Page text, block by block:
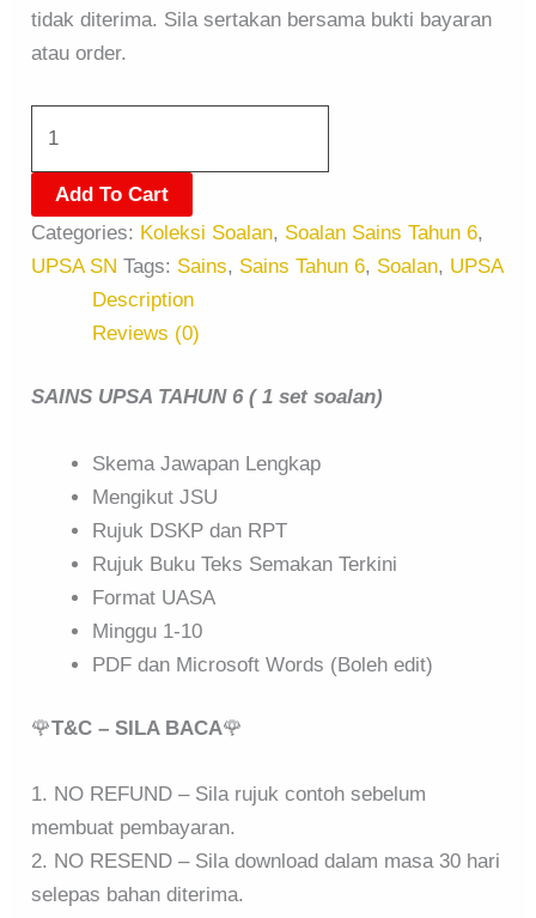
tidak diterima. Sila sertakan bersama bukti bayaran
atau order.
Add To Cart
Categories: Koleksi Soalan, Soalan Sains Tahun 6,
UPSA SN Tags: Sains, Sains Tahun 6, Soalan, UPSA
Description
Reviews (0)
SAINS UPSA TAHUN 6 ( 1 set soalan)
Skema Jawapan Lengkap
Mengikut JSU
Rujuk DSKP dan RPT
Rujuk Buku Teks Semakan Terkini
Format UASA
Minggu 1-10
PDF dan Microsoft Words (Boleh edit)
🌹T&C – SILA BACA🌹
1. NO REFUND – Sila rujuk contoh sebelum
membuat pembayaran.
2. NO RESEND – Sila download dalam masa 30 hari
selepas bahan diterima.